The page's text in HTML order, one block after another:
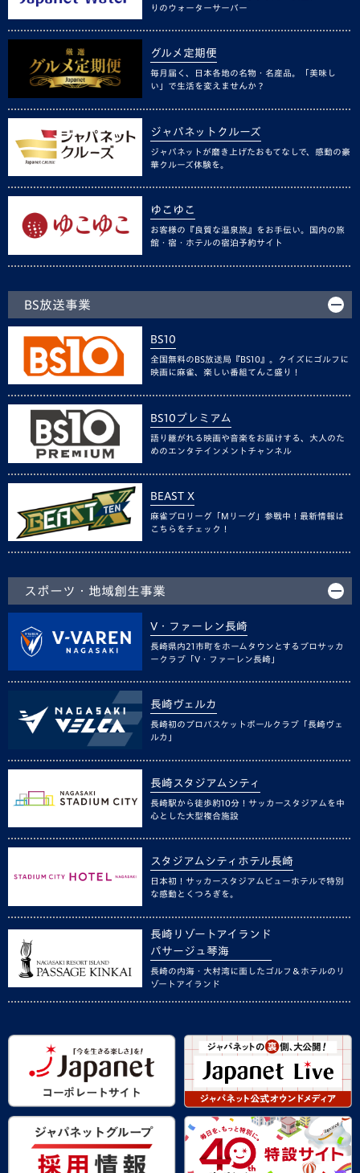
りのウォーターサーバー
グルメ定期便
毎月届く、日本各地の名物・名産品。「美味し
い」で生活を変えませんか？
ジャパネットクルーズ
ジャパネットが磨き上げたおもてなしで、感動の豪
華クルーズ体験を。
ゆこゆこ
お客様の『良質な温泉旅』をお手伝い。国内の旅
館・宿・ホテルの宿泊予約サイト
BS放送事業
BS10
全国無料のBS放送局『BS10』。クイズにゴルフに
映画に麻雀、楽しい番組てんこ盛り！
BS10プレミアム
語り継がれる映画や音楽をお届けする、大人のた
めのエンタテインメントチャンネル
BEAST X
麻雀プロリーグ「Mリーグ」参戦中！最新情報は
こちらをチェック！
スポーツ・地域創生事業
V・ファーレン長崎
長崎県内21市町をホームタウンとするプロサッカ
ークラブ「V・ファーレン長崎」
長崎ヴェルカ
長崎初のプロバスケットボールクラブ「長崎ヴェ
ルカ」
長崎スタジアムシティ
長崎駅から徒歩約10分！サッカースタジアムを中
心とした大型複合施設
スタジアムシティホテル長崎
日本初！サッカースタジアムビューホテルで特別
な感動とくつろぎを。
長崎リゾートアイランド
パサージュ琴海
長崎の内海・大村湾に面したゴルフ＆ホテルのリ
ゾートアイランド